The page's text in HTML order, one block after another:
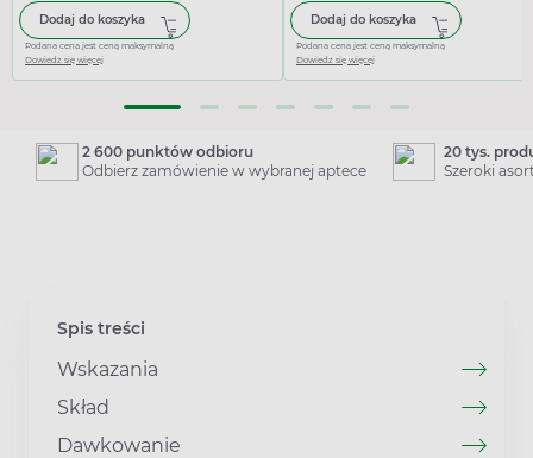
Dodaj do koszyka
Podana cena jest ceną maksymalną
Dowiedz się więcej
Dodaj do koszyka
Podana cena jest ceną maksymalną
Dowiedz się więcej
2 600 punktów odbioru
Odbierz zamówienie w wybranej aptece
20 tys.
Szeroki
Spis treści
Wskazania
Skład
Dawkowanie